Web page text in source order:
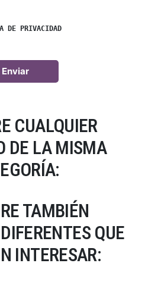
DE PRIVACIDAD
CUALQUIER
DE LA MISMA
TAMBIÉN
QUE
INTERESAR: